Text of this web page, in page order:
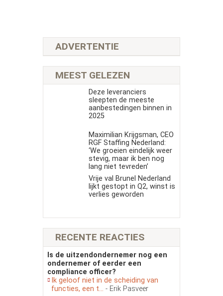
ADVERTENTIE
MEEST GELEZEN
Deze leveranciers
sleepten de meeste
aanbestedingen binnen in
2025
Maximilian Krijgsman, CEO
RGF Staffing Nederland:
‘We groeien eindelijk weer
stevig, maar ik ben nog
lang niet tevreden’
Vrije val Brunel Nederland
lijkt gestopt in Q2, winst is
verlies geworden
RECENTE REACTIES
Is de uitzendondernemer nog een
ondernemer of eerder een
compliance officer?
Ik geloof niet in de scheiding van
functies, een t... - Erik Pasveer